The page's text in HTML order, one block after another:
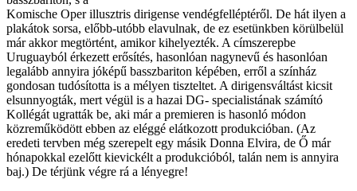
Komische Oper illusztris dirigense vendégfelléptéről. De hát ilyen a
plakátok sorsa, előbb-utóbb elavulnak, de ez esetünkben körülbelül
már akkor megtörtént, amikor kihelyezték. A címszerepbe
Uruguayból érkezett erősítés, hasonlóan nagynevű és hasonlóan
legalább annyira jóképű basszbariton képében, erről a színház
gondosan tudósította is a mélyen tiszteltet. A dirigensváltást kicsit
elsunnyogták, mert végül is a hazai DG- specialistának számító
Kollégát ugratták be, aki már a premieren is hasonló módon
közreműködött ebben az eléggé elátkozott produkcióban. (Az
eredeti tervben még szerepelt egy másik Donna Elvira, de Ő már
hónapokkal ezelőtt kievickélt a produkcióból, talán nem is annyira
baj.) De térjünk végre rá a lényegre!